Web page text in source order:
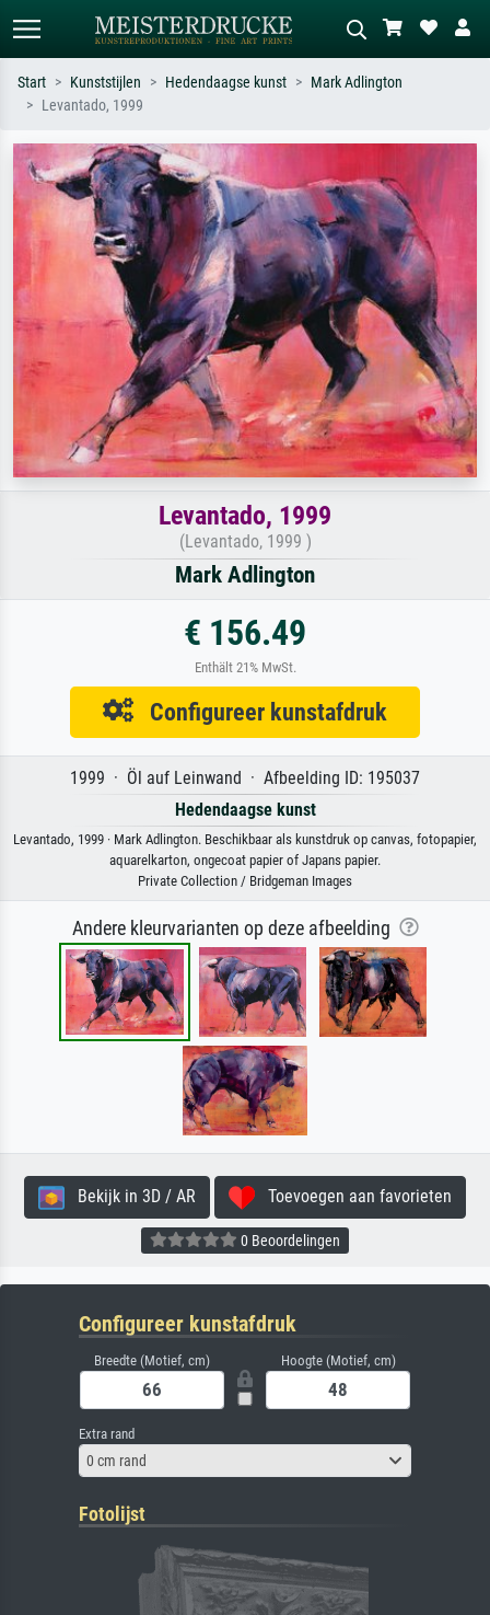
Zoek op kunstenaar, titel of stijl – bijv.
Monet, Sterrennacht, impressionisme,
Hokusai-golf, naakt.
Beschrijf de scène – bijv. groene
weide, abstract met veel rood, donker
olieverfschilderij, staand naakt naast
een boom.
Start Kunststijlen Hedendaagse kunst
Mark Adlington
Levantado, 1999
Levantado, 1999
(Levantado, 1999 )
Mark Adlington
€ 156.49
Enthält 21% MwSt.
Configureer kunstafdruk
1999 · Öl auf Leinwand · Afbeelding ID: 195037
Hedendaagse kunst
Levantado, 1999 · Mark Adlington. Beschikbaar als kunstdruk op canvas, fotopapier,
aquarelkarton, ongecoat papier of Japans papier.
Private Collection / Bridgeman Images
Andere kleurvarianten op deze afbeelding
Bekijk in 3D / AR Toevoegen aan favorieten
0 Beoordelingen
Configureer kunstafdruk
Breedte (Motief, cm) Hoogte (Motief, cm)
Extra rand
0 cm rand
Fotolijst